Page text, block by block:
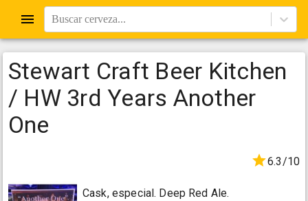
Buscar cerveza...
Stewart Craft Beer Kitchen
/ HW 3rd Years Another
One
6.3/10
Cask, especial. Deep Red Ale.